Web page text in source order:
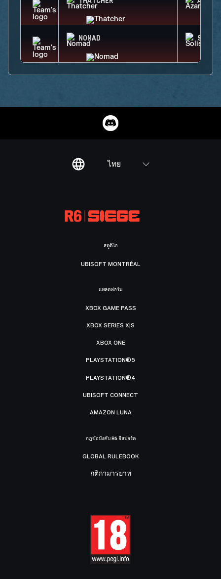
NOMAD SOLIS
ไทย
สตูดิโอ
UBISOFT MONTRÉAL
แพลตฟอร์ม
XBOX GAME PASS
XBOX SERIES X|S
XBOX ONE
PLAYSTATION®5
PLAYSTATION®4
UBISOFT CONNECT
AMAZON LUNA
กฎข้อบังคับ R6 อีสปอร์ต
GLOBAL RULEBOOK
กติกามารยาท